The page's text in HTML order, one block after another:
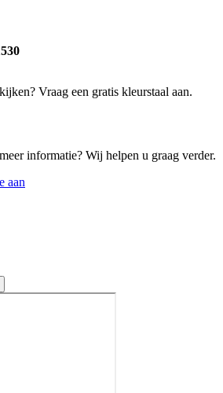
Vraag een gratis kleurstaal aan.
informatie? Wij helpen u graag verder.
aan